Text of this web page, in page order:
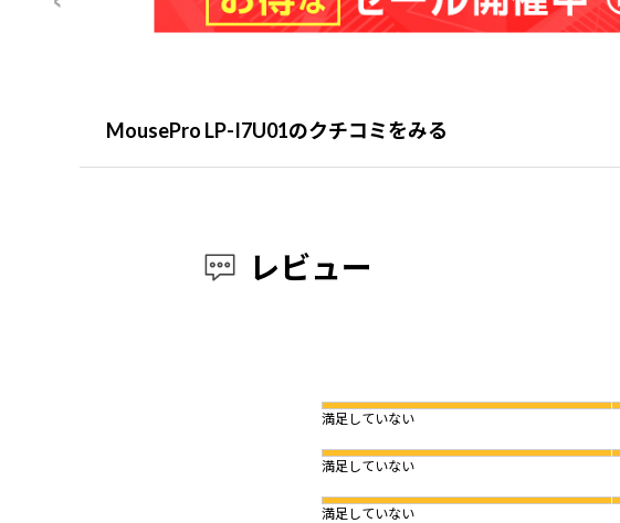
MousePro LP-I7U01のクチコミをみる
レビュー
満足していない
満足していない
満足していない